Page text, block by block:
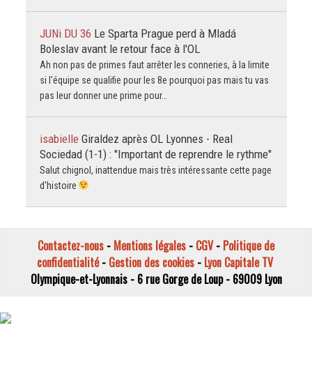
JUNi DU 36 Le Sparta Prague perd à Mladá
Boleslav avant le retour face à l'OL
Ah non pas de primes faut arrêter les conneries, à la limite
si l'équipe se qualifie pour les 8e pourquoi pas mais tu vas
pas leur donner une prime pour…
isabielle Giraldez après OL Lyonnes - Real
Sociedad (1-1) : "Important de reprendre le rythme"
Salut chignol, inattendue mais très intéressante cette page
d'histoire
Contactez-nous - Mentions légales - CGV- Politique de
confidentialité- Gestion des cookies- Lyon Capitale TV
Olympique-et-Lyonnais - 6 rue Gorge de Loup - 69009 Lyon